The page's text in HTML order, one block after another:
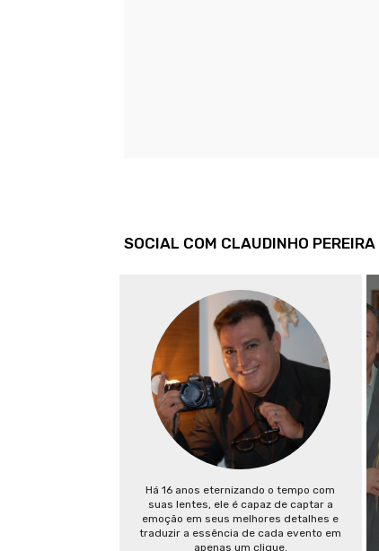
SOCIAL COM CLAUDINHO PEREIRA
Há 16 anos eternizando o tempo com
suas lentes, ele é capaz de captar a
emoção em seus melhores detalhes e
traduzir a essência de cada evento em
apenas um clique.